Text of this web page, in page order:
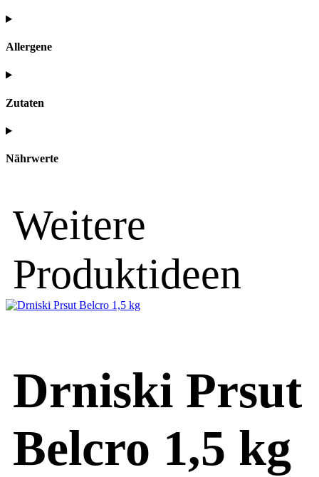
Allergene
Zutaten
Nährwerte
Weitere
Produktideen
Drniski Prsut
Belcro 1,5 kg